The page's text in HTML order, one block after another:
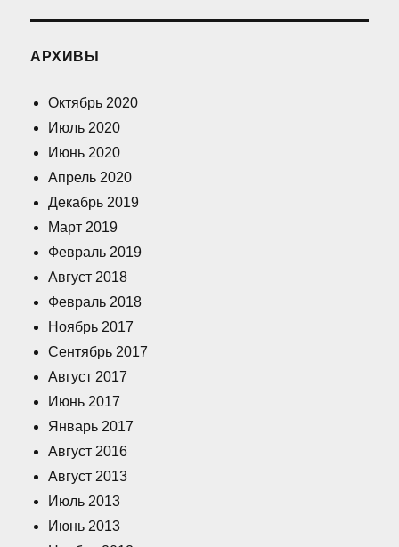
АРХИВЫ
Октябрь 2020
Июль 2020
Июнь 2020
Апрель 2020
Декабрь 2019
Март 2019
Февраль 2019
Август 2018
Февраль 2018
Ноябрь 2017
Сентябрь 2017
Август 2017
Июнь 2017
Январь 2017
Август 2016
Август 2013
Июль 2013
Июнь 2013